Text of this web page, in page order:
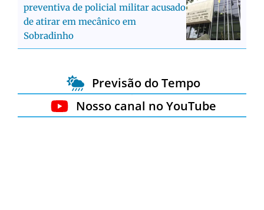
preventiva de policial militar acusado
de atirar em mecânico em
Sobradinho
Previsão do Tempo
Nosso canal no YouTube